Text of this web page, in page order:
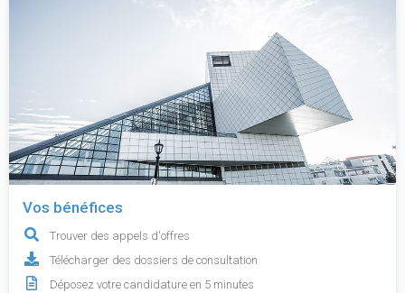
Vos bénéfices
Trouver des appels d'offres
Télécharger des dossiers de consultation
Déposez votre candidature en 5 minutes